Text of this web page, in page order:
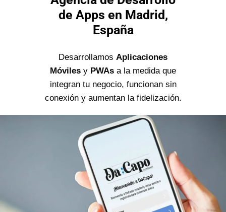
de Apps en Madrid,
España
Desarrollamos Aplicaciones
Móviles y PWAs a la medida que
integran tu negocio, funcionan sin
conexión y aumentan la fidelización.